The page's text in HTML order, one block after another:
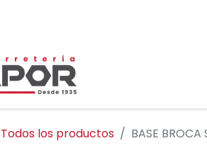
Todos los productos BASE BROCA